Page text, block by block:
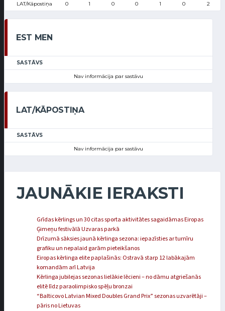
LAT/Kāpostiņa 0 1 0 0 1 0 2
EST MEN
SASTĀVS
Nav informācija par sastāvu
LAT/KĀPOSTIŅA
SASTĀVS
Nav informācija par sastāvu
JAUNĀKIE IERAKSTI
Grīdas kērlings un 30 citas sporta aktivitātes sagaidāmas Eiropas
Ģimeņu festivālā Uzvaras parkā
Drīzumā sāksies jaunā kērlinga sezona: iepazīsties ar turnīru
grafiku un nepalaid garām pieteikšanos
Eiropas kērlinga elite paplašinās: Ostravā starp 12 labākajām
komandām arī Latvija
Kērlinga jubilejas sezonas lielākie lēcieni – no dāmu atgriešanās
elitē līdz paraolimpisko spēļu bronzai
“Balticovo Latvian Mixed Doubles Grand Prix” sezonas uzvarētāji –
pāris no Lietuvas